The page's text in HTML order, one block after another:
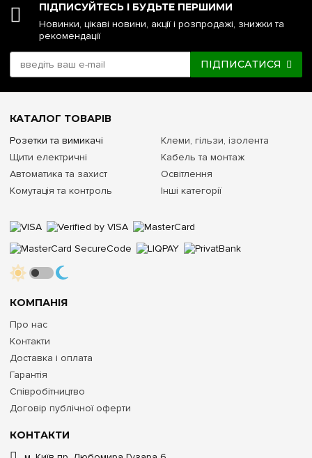
ПІДПИСУЙТЕСЬ І БУДЬТЕ ПЕРШИМИ
Новинки, цікаві новини, акції і розпродажі, знижки та
рекомендації
ПІДПИСАТИСЯ
КОНТАКТИ
КОМПАНІЯ
Про нас
Контакти
Доставка і оплата
Гарантія
Співробітництво
Договір публічної оферти
КАТАЛОГ ТОВАРІВ
Розетки та вимикачі
Щити електричні
Автоматика та захист
Комутація та контроль
Клеми, гільзи, ізолента
Кабель та монтаж
Освітлення
Інші категорії